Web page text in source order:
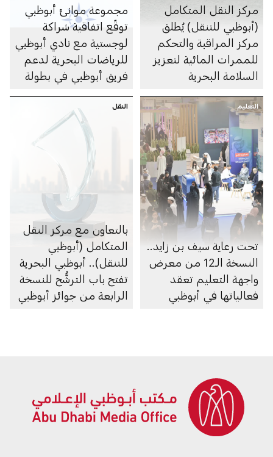
مركز النقل المتكامل
(أبوظبي للتنقل) يُطلق
مركز المراقبة والتحكم
للممرات المائية لتعزيز
السلامة البحرية
مجموعة موانئ أبوظبي
توقّع اتفاقية شراكة
لوجستية مع نادي أبوظبي
للرياضات البحرية لدعم
فريق أبوظبي في بطولة
للزوارق السريعة
التعليم
تحت رعاية سيف بن زايد..
النسخة الـ12 من معرض
واجهة التعليم تعقد
فعالياتها في أبوظبي
النقل
بالتعاون مع مركز النقل
المتكامل (أبوظبي
للتنقل).. أبوظبي البحرية
تفتح باب الترشُّح للنسخة
الرابعة من جوائز أبوظبي